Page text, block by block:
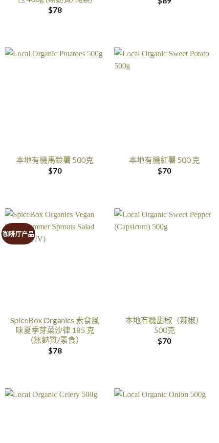
$78
本地有機馬鈴薯 500克
$70
本地有機紅薯 500 克
$70
咖啡厅产品
SpiceBox Organics 素食風
味夏季芽菜沙律 185 克
（無麩質/素食）
$78
本地有機甜椒（辣椒）
500克
$70